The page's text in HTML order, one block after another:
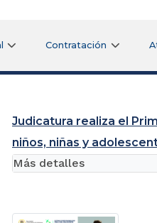
Contratación
Judicatura realiza el
niños, niñas y
Más detalles